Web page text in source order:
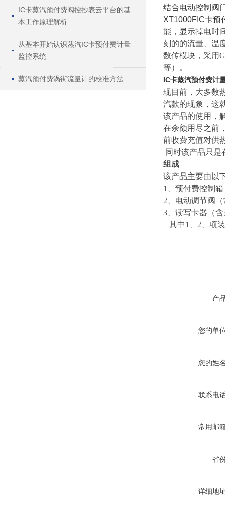
IC卡蒸汽预付费阀控抄表云平台的基
本工作原理解析
从基本开始认识蒸汽IC卡预付费计量
监控系统
蒸汽预付费涡街流量计的校准方法
结合电动控制阀
XT1000FIC卡预
能，显示掉电时
刻的的流量、温
数传模块，采用
等）。
IC卡蒸汽预付费计
现目前，大多数
汽款的现象，这
该产品的使用，
在余额用尽之前
前收费充值对供
同时该产品只是
组成
该产品主要由以
1、预付费控制
2、电动调节阀
3、读写卡器（
其中1、2、项
产
您的单
您的姓
联系电
常用邮
省
详细地